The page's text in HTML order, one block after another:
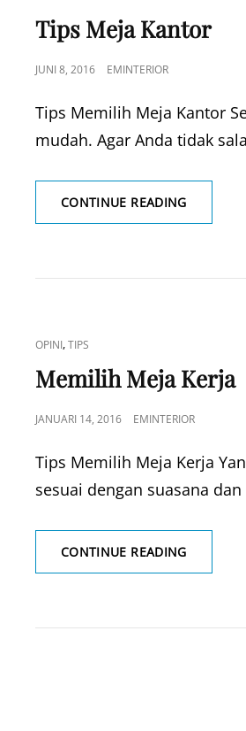
LINKS
Tips Meja Kantor
POSTED
JUNI 8, 2016 EMINTERIOR
Tips Memilih Meja Kantor
mudah. Agar Anda tidak
CONTINUE READINGTIPS
MEJA
CAT
LINKS
OPINI,TIPS
Memilih Meja Kerja
POSTED
JANUARI 14, 2016 EMINTERIOR
Tips Memilih Meja Kerja
sesuai dengan suasana
CONTINUE READINGMEMILIH
MEJA